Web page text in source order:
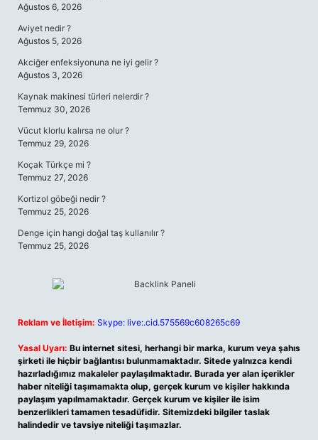
Ağustos 6, 2026
Aviyet nedir ?
Ağustos 5, 2026
Akciğer enfeksiyonuna ne iyi gelir ?
Ağustos 3, 2026
Kaynak makinesi türleri nelerdir ?
Temmuz 30, 2026
Vücut klorlu kalırsa ne olur ?
Temmuz 29, 2026
Koçak Türkçe mi ?
Temmuz 27, 2026
Kortizol göbeği nedir ?
Temmuz 25, 2026
Denge için hangi doğal taş kullanılır ?
Temmuz 25, 2026
Reklam ve İletişim: Skype: live:.cid.575569c608265c69
Yasal Uyarı: Bu internet sitesi, herhangi bir marka, kurum veya şahıs
şirketi ile hiçbir bağlantısı bulunmamaktadır. Sitede yalnızca kendi
hazırladığımız makaleler paylaşılmaktadır. Burada yer alan içerikler
haber niteliği taşımamakta olup, gerçek kurum ve kişiler hakkında
paylaşım yapılmamaktadır. Gerçek kurum ve kişiler ile isim
benzerlikleri tamamen tesadüfidir. Sitemizdeki bilgiler taslak
halindedir ve tavsiye niteliği taşımazlar.